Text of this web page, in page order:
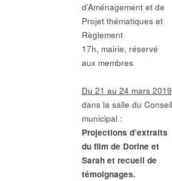
d’Aménagement et de
Projet thématiques et
Règlement
17h, mairie, réservé
aux membres
Du 21 au 24 mars 2019
dans la salle du Conseil
municipal :
Projections d’extraits
du film de Dorine et
Sarah et recueil de
témoignages.